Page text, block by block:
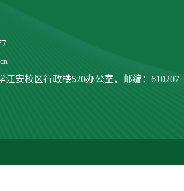
江安校区行政楼520办公室， 邮编：610207